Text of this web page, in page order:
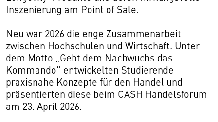
Inszenierung am Point of Sale.
Neu war 2026 die enge Zusammenarbeit
zwischen Hochschulen und Wirtschaft. Unter
dem Motto „Gebt dem Nachwuchs das
Kommando“ entwickelten Studierende
praxisnahe Konzepte für den Handel und
präsentierten diese beim CASH Handelsforum
am 23. April 2026.